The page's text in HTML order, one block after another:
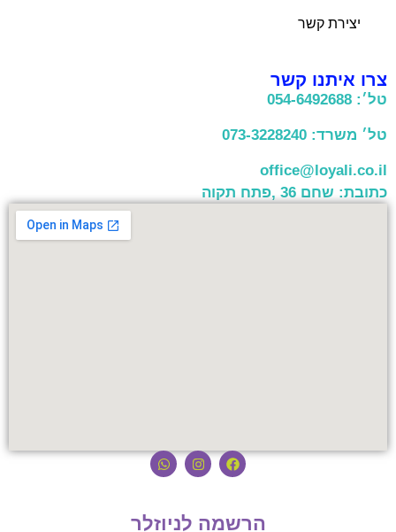
יצירת קשר
צרו איתנו קשר
טל׳: 054-6492688
טל׳ משרד: 073-3228240
office@loyali.co.il
כתובת: שחם 36 ,פתח תקוה
הרשמה לניוזלר